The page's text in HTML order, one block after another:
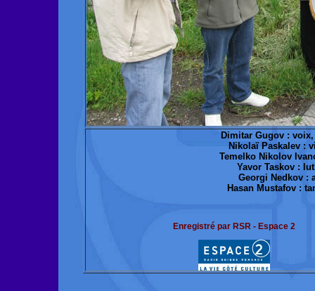
Dimitar Gugov :
Nikolaï Paskalev :
Temelko Nikolov
Yavor Taskov :
Georgi Nedkov :
Hasan Mustafov :
Enregistré par RSR - Espace 2